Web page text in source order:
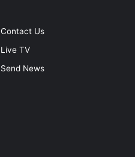
Contact Us
Live TV
Send News